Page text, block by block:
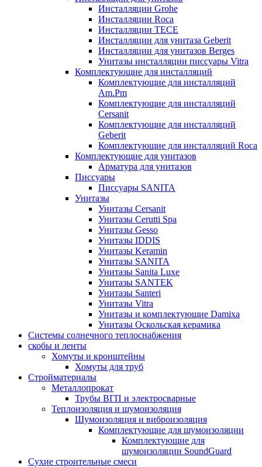
Инсталляции Grohe
Инсталляции Roca
Инсталляции TECE
Инсталляции для унитаза Geberit
Инсталляции для унитазов Berges
Унитазы инсталляции писсуары Vitra
Комплектующие для инсталляций
Комплектующие для инсталляций
Am.Pm
Комплектующие для инсталляций
Cersanit
Комплектующие для инсталляций
Geberit
Комплектующие для инсталляций Roca
Комплектующие для унитазов
Арматура для унитазов
Писсуары
Писсуары SANITA
Унитазы
Унитазы Cersanit
Унитазы Cerutti Spa
Унитазы Gesso
Унитазы IDDIS
Унитазы Keramin
Унитазы SANITA
Унитазы Sanita Luxe
Унитазы SANTEK
Унитазы Santeri
Унитазы Vitra
Унитазы и комплектующие Damixa
Унитазы Оскольская керамика
Системы солнечного теплоснабжения
скобы и ленты
Хомуты и кронштейны
Хомуты для труб
Стройматериалы
Металлопрокат
Трубы ВГП и электросварные
Теплоизоляция и шумоизоляция
Шумоизоляция и виброизоляция
Комплектующие для шумоизоляции
Комплектующие для
шумоизоляции SoundGuard
Сухие строительные смеси